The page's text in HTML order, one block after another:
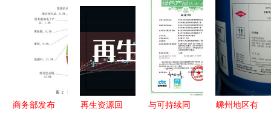
状及回收总
值测算 资
源循环发展
的关键节点
免费打包，
利用
资源回收资
质给企业带
来的好处
相关企业注
册量连续两
年突破4.5
万家
商务部发布
再生资源回
与可持续同
嵊州地区有